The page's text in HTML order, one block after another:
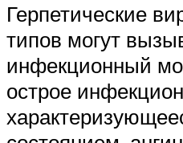
Герпетические
типов могут
инфекционный
острое